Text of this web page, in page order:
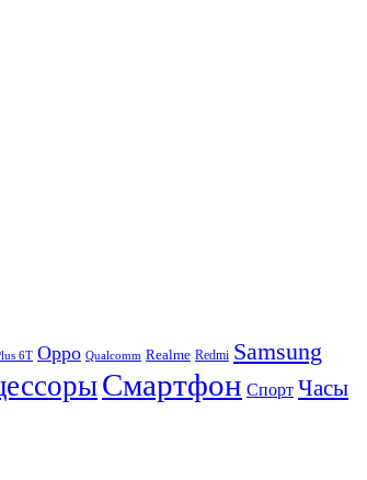
6T Oppo Qualcomm Realme Redmi Samsung
Смартфон Спорт Часы